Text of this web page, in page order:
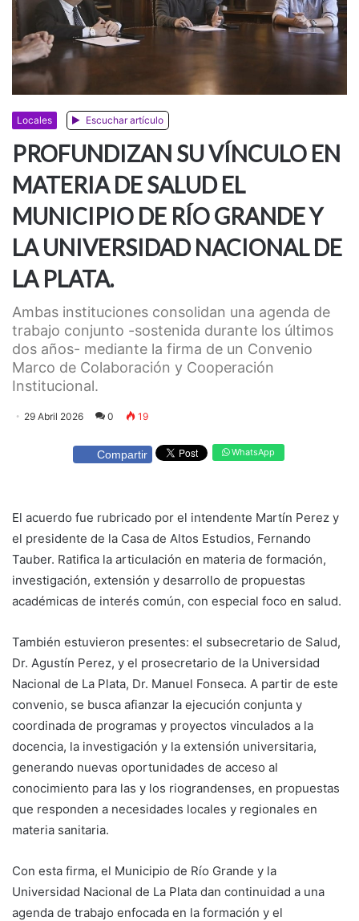
Locales Escuchar artículo
PROFUNDIZAN SU VÍNCULO EN
MATERIA DE SALUD EL
MUNICIPIO DE RÍO GRANDE Y
LA UNIVERSIDAD NACIONAL DE
LA PLATA.
Ambas instituciones consolidan una agenda de
trabajo conjunto -sostenida durante los últimos
dos años- mediante la firma de un Convenio
Marco de Colaboración y Cooperación
Institucional.
29 Abril 2026 0 19
Compartir WhatsApp
El acuerdo fue rubricado por el intendente Martín Perez y
el presidente de la Casa de Altos Estudios, Fernando
Tauber. Ratifica la articulación en materia de formación,
investigación, extensión y desarrollo de propuestas
académicas de interés común, con especial foco en salud.
También estuvieron presentes: el subsecretario de Salud,
Dr. Agustín Perez, y el prosecretario de la Universidad
Nacional de La Plata, Dr. Manuel Fonseca. A partir de este
convenio, se busca afianzar la ejecución conjunta y
coordinada de programas y proyectos vinculados a la
docencia, la investigación y la extensión universitaria,
generando nuevas oportunidades de acceso al
conocimiento para las y los riograndenses, en propuestas
que responden a necesidades locales y regionales en
materia sanitaria.
Con esta firma, el Municipio de Río Grande y la
Universidad Nacional de La Plata dan continuidad a una
agenda de trabajo enfocada en la formación y el